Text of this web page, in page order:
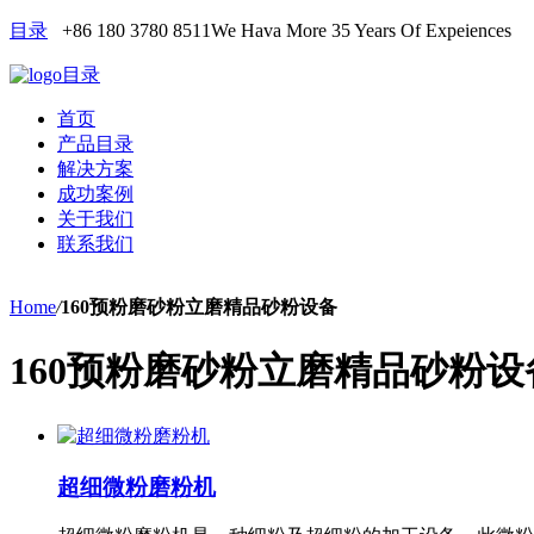
目录 +86 180 3780 8511We Hava More 35 Years Of Expeiences
目录
首页
产品目录
解决方案
成功案例
关于我们
联系我们
Home/160预粉磨砂粉立磨精品砂粉设备
160预粉磨砂粉立磨精品砂粉设
超细微粉磨粉机